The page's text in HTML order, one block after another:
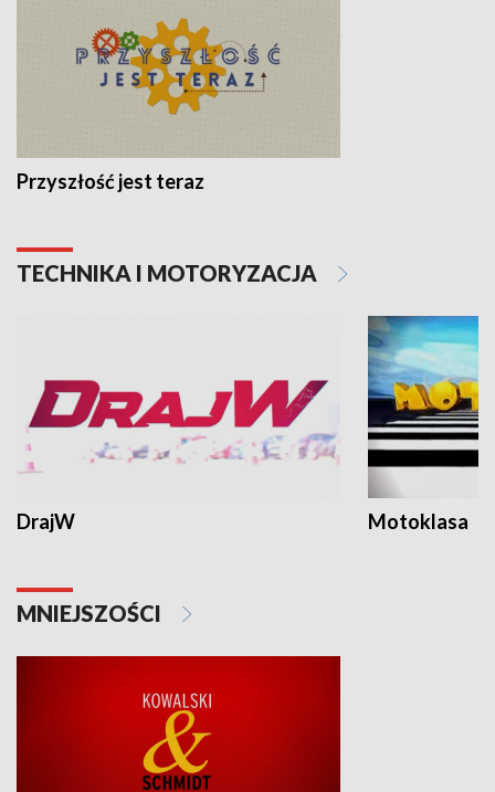
Przyszłość jest teraz
TECHNIKA I MOTORYZACJA
DrajW Motoklasa
MNIEJSZOŚCI